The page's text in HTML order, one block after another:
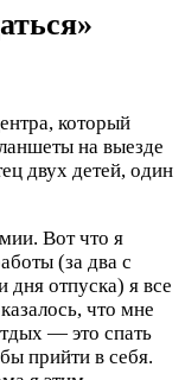
который
на выезде
двух детей, один
Вот что я
(за два с
дня отпуска) я все
что мне
— это спать
прийти в себя.